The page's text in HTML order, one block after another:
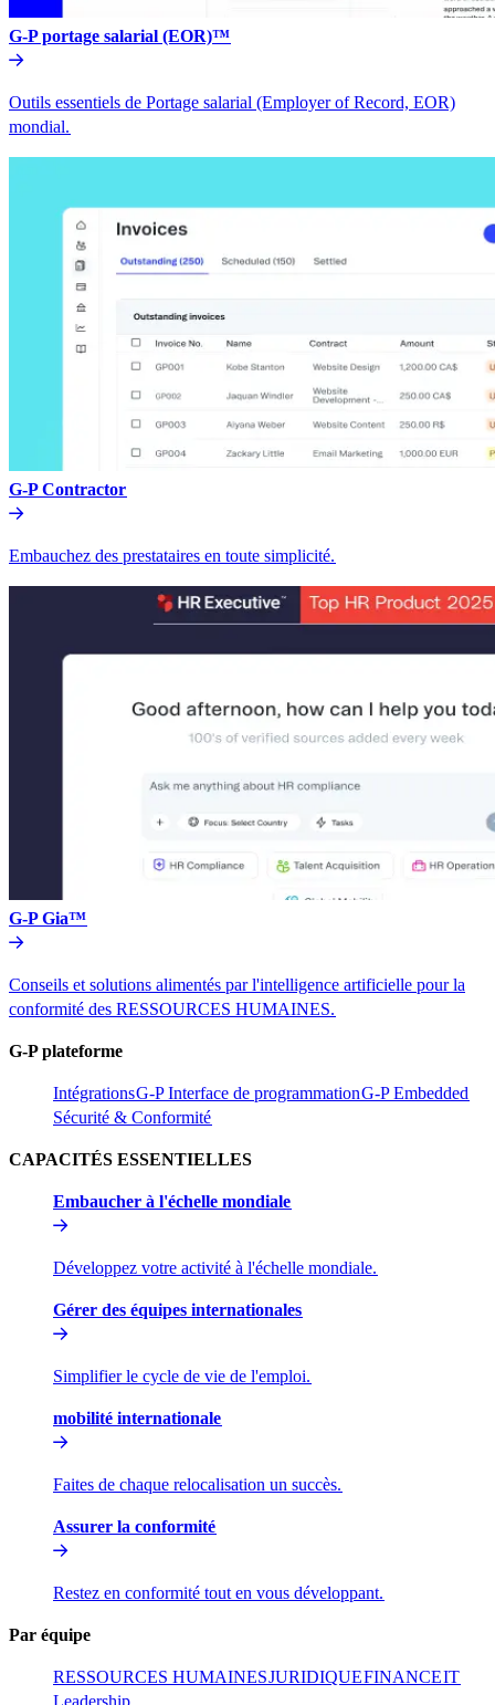
G-P portage salarial (EOR)™​​
Outils essentiels de Portage salarial (Employer of Record, EOR)
mondial.​​
G-P Contractor​​
Embauchez des prestataires en toute simplicité.​​
G-P Gia™​​
Conseils et solutions alimentés par l'intelligence artificielle pour la
conformité des RESSOURCES HUMAINES.​​
G-P plateforme​​
Intégrations​​G-P Interface de programmation​​G-P Embedded​​
Sécurité & Conformité​​
CAPACITÉS ESSENTIELLES​​
Embaucher à l'échelle mondiale​​
Développez votre activité à l'échelle mondiale.​​
Gérer des équipes internationales​​
Simplifier le cycle de vie de l'emploi.​​
mobilité internationale​​
Faites de chaque relocalisation un succès.​​
Assurer la conformité​​
Restez en conformité tout en vous développant.​​
Par équipe​​
RESSOURCES HUMAINES​​JURIDIQUE​​FINANCE​​IT​​
Leadership​​